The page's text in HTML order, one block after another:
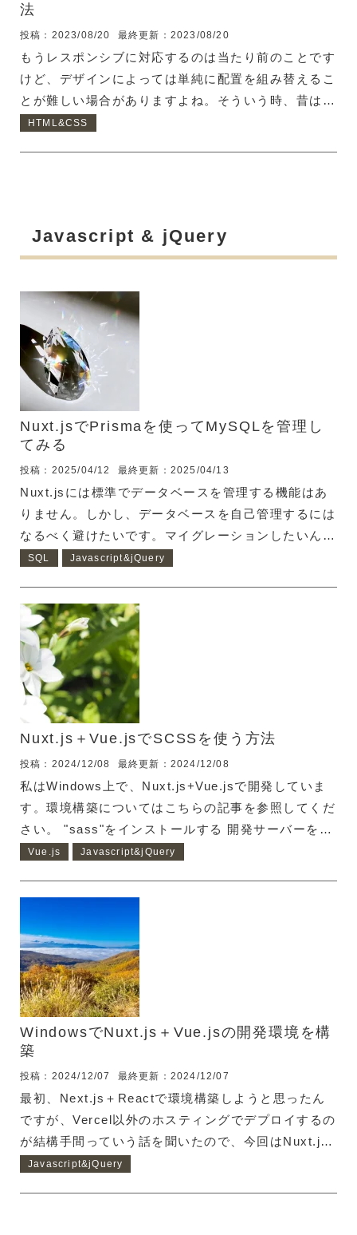
法
投稿：2023/08/20 最終更新：2023/08/20
もうレスポンシブに対応するのは当たり前のことです
けど、デザインによっては単純に配置を組み替えるこ
とが難しい場合がありますよね。そういう時、昔はパ
ソコン用のHTMLとスマホ用のHTMLを別々に用意し
要素とブロック要素はわかると思いますが、他にも要
を操る ホームページを作っていると、以下のよう
HTML&CSS
Javascript & jQuery
Nuxt.jsでPrismaを使ってMySQLを管理し
てみる
投稿：2025/04/12 最終更新：2025/04/13
Nuxt.jsには標準でデータベースを管理する機能はあ
りません。しかし、データベースを自己管理するには
なるべく避けたいです。マイグレーションしたいんで
す。そこでPrismaを使うことにしました。 なぜ、
それぞれのローカルでDB定義を簡単に合わせること
ができるため 複数人で開発する時にGitを使うのは、
もはや当たり前ですが、Gitにコミットするソースは
ローカルで動作確認ができたコードに限るべきです。
（コミットしてからCI/CDでステージング環境にデプ
ロイして動作テストするのはご法度） ということ
は、それぞれの開発環境でテスト用にDBを持つこと
SQL Javascript&jQuery
Nuxt.js＋Vue.jsでSCSSを使う方法
投稿：2024/12/08 最終更新：2024/12/08
私はWindows上で、Nuxt.js+Vue.jsで開発していま
す。環境構築についてはこちらの記事を参照してくだ
さい。 "sass"をインストールする 開発サーバーを起
動している場合はCtrl+Cで停止させてください。そ
ださい。 $ npm install -D sass コマンドの実行が終
ジがインストールされていることを確認してくださ
い。 "dependencies": { "nuxt": "^3.14.1592",...
Vue.js Javascript&jQuery
WindowsでNuxt.js＋Vue.jsの開発環境を構
築
投稿：2024/12/07 最終更新：2024/12/07
最初、Next.js＋Reactで環境構築しようと思ったん
ですが、Vercel以外のホスティングでデプロイするの
が結構手間っていう話を聞いたので、今回はNuxt.js
＋Vue.jsで環境作ってみようかなって思います。
Javascript&jQuery